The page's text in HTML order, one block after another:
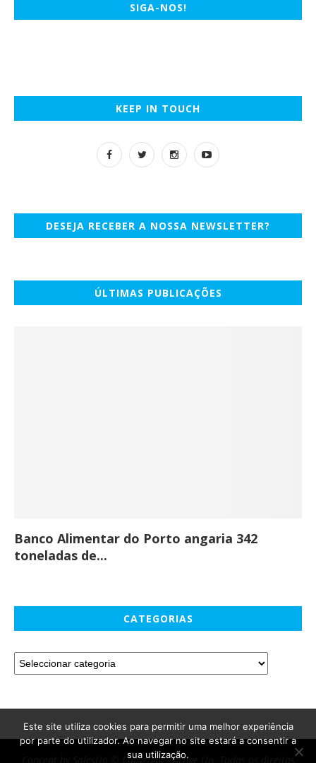
SIGA-NOS!
KEEP IN TOUCH
DESEJA RECEBER A NOSSA NEWSLETTER?
ÚLTIMAS PUBLICAÇÕES
Banco Alimentar do Porto angaria 342
toneladas de...
CATEGORIAS
Concept by SalesUp © Copyright - Active Up. Todos os direitos
Este site utiliza cookies para permitir uma melhor experiência
por parte do utilizador. Ao navegar no site estará a consentir a
sua utilização.